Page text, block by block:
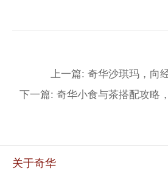
上一篇: 奇华沙琪玛，向
下一篇: 奇华小食与茶搭配攻略
关于奇华